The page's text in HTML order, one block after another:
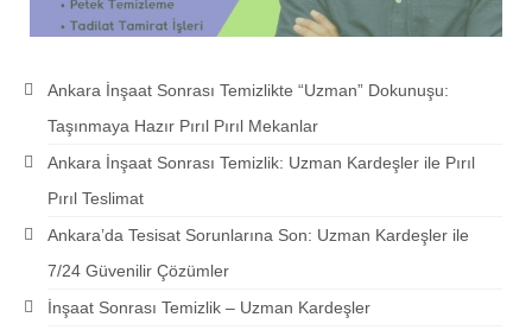
Ankara İnşaat Sonrası Temizlikte “Uzman” Dokunuşu:
Taşınmaya Hazır Pırıl Pırıl Mekanlar
Ankara İnşaat Sonrası Temizlik: Uzman Kardeşler ile Pırıl
Pırıl Teslimat
Ankara’da Tesisat Sorunlarına Son: Uzman Kardeşler ile
7/24 Güvenilir Çözümler
İnşaat Sonrası Temizlik – Uzman Kardeşler